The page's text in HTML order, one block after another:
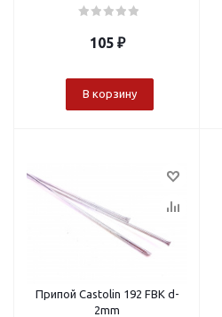
105₽
В корзину
Припой Castolin 192 FBK d-
2mm